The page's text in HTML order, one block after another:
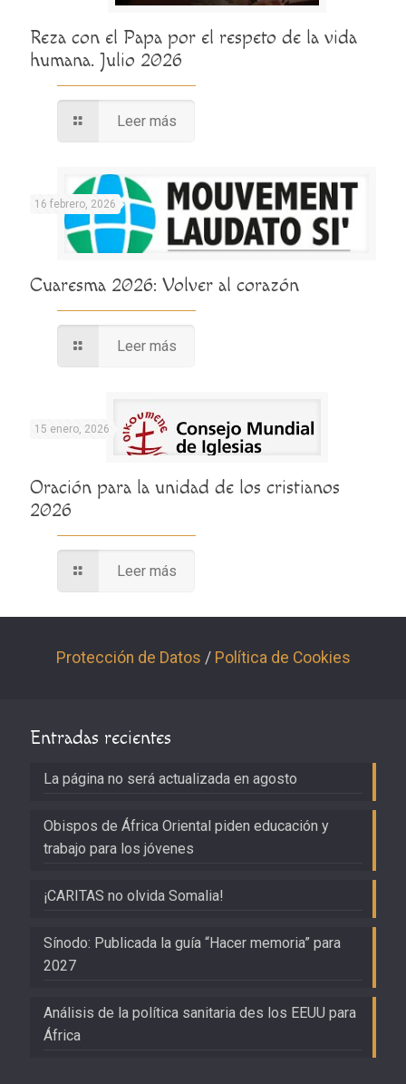
Reza con el Papa por el respeto de la vida
humana. Julio 2026
Leer más
16 febrero, 2026
Cuaresma 2026: Volver al corazón
Leer más
15 enero, 2026
Oración para la unidad de los cristianos
2026
Leer más
Protección de Datos / Política de Cookies
Entradas recientes
La página no será actualizada en agosto
Obispos de África Oriental piden educación y
trabajo para los jóvenes
¡CARITAS no olvida Somalia!
Sínodo: Publicada la guía “Hacer memoria” para
2027
Análisis de la política sanitaria des los EEUU para
África